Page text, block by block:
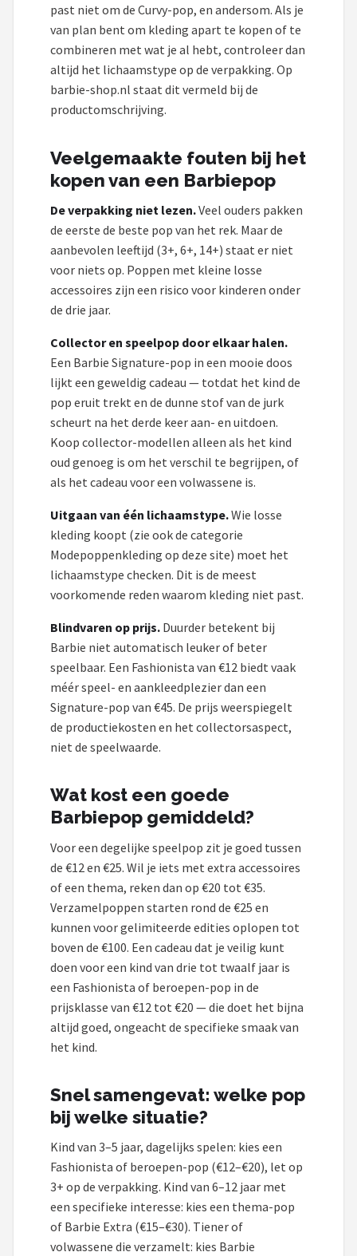
past niet om de Curvy-pop, en andersom. Als je
van plan bent om kleding apart te kopen of te
combineren met wat je al hebt, controleer dan
altijd het lichaamstype op de verpakking. Op
barbie-shop.nl staat dit vermeld bij de
productomschrijving.
Veelgemaakte fouten bij het
kopen van een Barbiepop
De verpakking niet lezen.Veel ouders pakken
de eerste de beste pop van het rek. Maar de
aanbevolen leeftijd (3+, 6+, 14+) staat er niet
voor niets op. Poppen met kleine losse
accessoires zijn een risico voor kinderen onder
de drie jaar.
Collector en speelpop door elkaar halen.
Een Barbie Signature-pop in een mooie doos
lijkt een geweldig cadeau — totdat het kind de
pop eruit trekt en de dunne stof van de jurk
scheurt na het derde keer aan- en uitdoen.
Koop collector-modellen alleen als het kind
oud genoeg is om het verschil te begrijpen, of
als het cadeau voor een volwassene is.
Uitgaan van één lichaamstype.Wie losse
kleding koopt (zie ook de categorie
Modepoppenkleding op deze site) moet het
lichaamstype checken. Dit is de meest
voorkomende reden waarom kleding niet past.
Blindvaren op prijs. Duurder betekent bij
Barbie niet automatisch leuker of beter
speelbaar. Een Fashionista van €12 biedt vaak
méér speel- en aankleedplezier dan een
Signature-pop van €45. De prijs weerspiegelt
de productiekosten en het collectorsaspect,
niet de speelwaarde.
Wat kost een goede
Barbiepop gemiddeld?
Voor een degelijke speelpop zit je goed tussen
de €12 en €25. Wil je iets met extra accessoires
of een thema, reken dan op €20 tot €35.
Verzamelpoppen starten rond de €25 en
kunnen voor gelimiteerde edities oplopen tot
boven de €100. Een cadeau dat je veilig kunt
doen voor een kind van drie tot twaalf jaar is
een Fashionista of beroepen-pop in de
prijsklasse van €12 tot €20 — die doet het bijna
altijd goed, ongeacht de specifieke smaak van
het kind.
Snel samengevat: welke pop
bij welke situatie?
Kind van 3–5 jaar, dagelijks spelen: kies een
Fashionista of beroepen-pop (€12–€20), let op
3+ op de verpakking. Kind van 6–12 jaar met
een specifieke interesse: kies een thema-pop
of Barbie Extra (€15–€30). Tiener of
volwassene die verzamelt: kies Barbie